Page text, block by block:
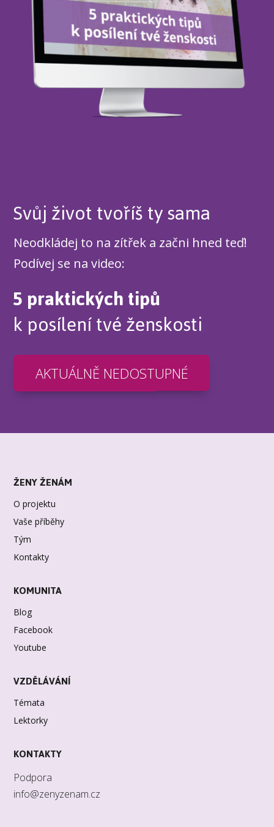
Svůj život tvoříš ty sama
Neodkládej to na zítřek a začni hned teď!
Podívej se na video:
5 praktických tipů
k posílení tvé ženskosti
AKTUÁLNĚ NEDOSTUPNÉ
ŽENY ŽENÁM
O projektu
Vaše příběhy
Tým
Kontakty
KOMUNITA
Blog
Facebook
Youtube
VZDĚLÁVÁNÍ
Témata
Lektorky
KONTAKTY
Podpora
info@zenyzenam.cz